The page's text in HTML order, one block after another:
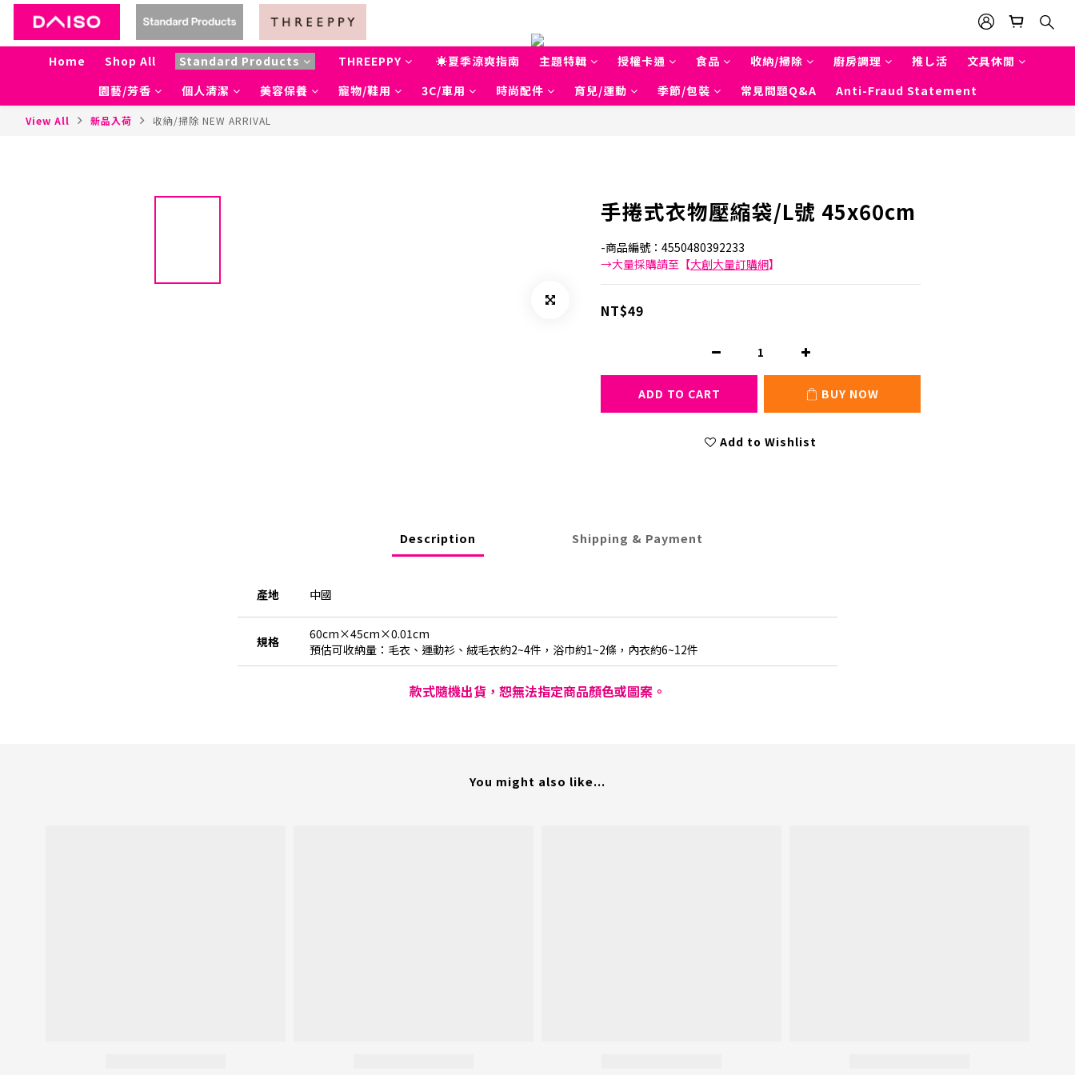
Home Shop All Standard Products THREEPPY ☀夏季涼爽指南 主題特輯 授權卡通 食品 收納/掃除 廚房調理 推し活
文具休閒
園藝/芳香
個人清潔 美容保養 寵物/鞋用 3C/車用 時尚配件 育兒/運動 季節/包裝 常見問題Q&A Anti-Fraud Statement
View All 新品入荷 收納/掃除 NEW ARRIVAL
手捲式衣物壓縮袋/L號 45x60cm
-商品編號：4550480392233
→大量採購請至【大創大量訂購網】
NT$49
ADD TO CART BUY NOW
Add to Wishlist
Description Shipping & Payment
產地 中國
規格
60cm×45cm×0.01cm
預估可收納量：毛衣、運動衫、絨毛衣約2~4件，浴巾約1~2條，內衣約6~12件
款式隨機出貨，恕無法指定商品顏色或圖案。
You might also like...